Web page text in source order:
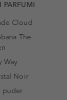
PARFUMI
Cloud
The
Way
Noir
puder